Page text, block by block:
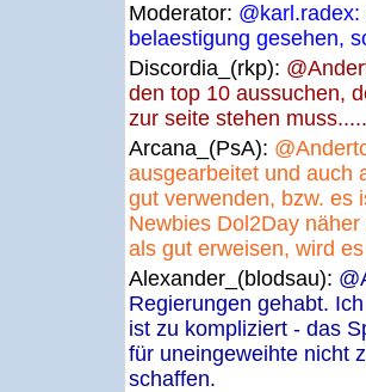
Moderator:
belaestigung gesehen,
Discordia_(rkp):
den top 10 aussuchen,
zur seite stehen
Arcana_(PsA):
ausgearbeitet und auch
gut verwenden, bzw. es
Newbies Dol2Day
als gut erweisen, wird
Alexander_(blodsau):
Regierungen gehabt.
ist zu kompliziert - das
für uneingeweihte nicht
schaffen.